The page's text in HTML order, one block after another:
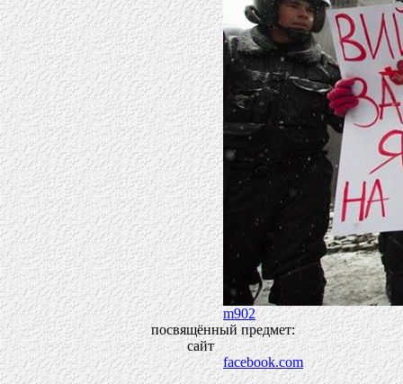
m902
посвящённый предмет:
сайт
facebook.com